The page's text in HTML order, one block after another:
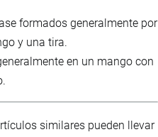
formados generalmente por
y una tira.
en un mango con
similares pueden llevar